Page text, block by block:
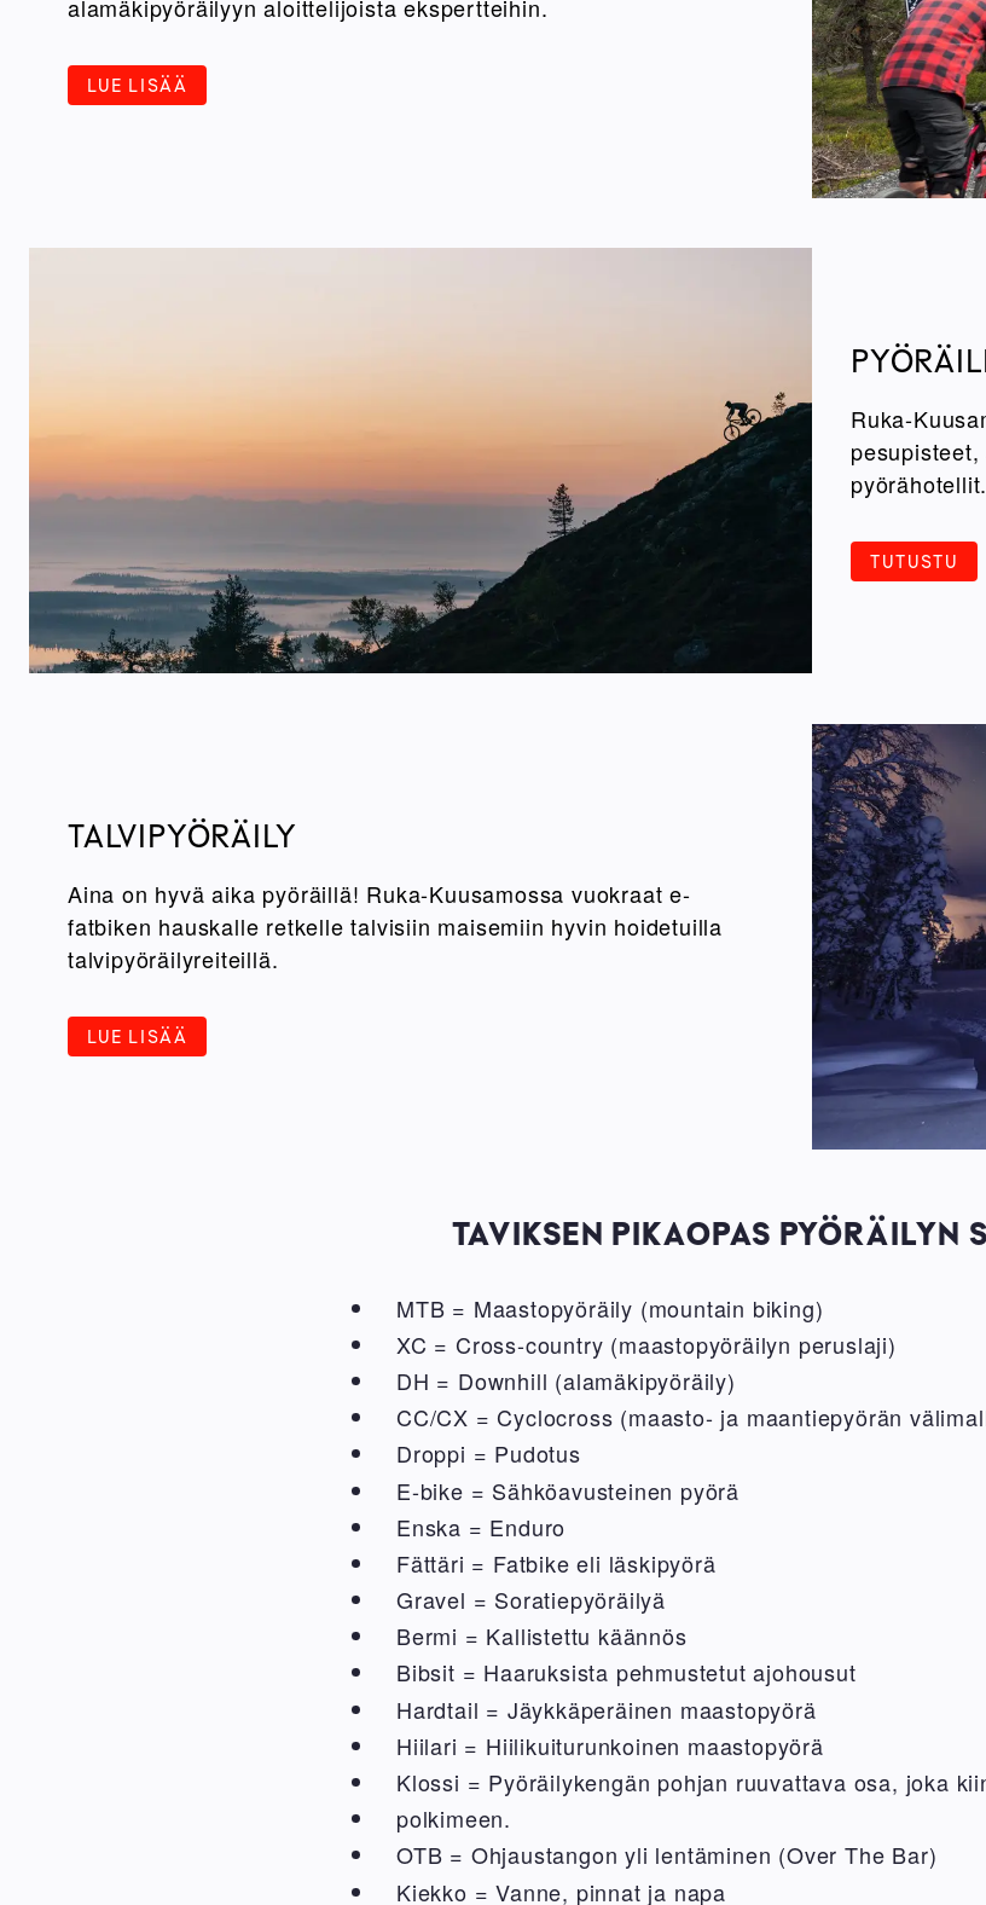
alamäkipyöräilyyn aloittelijoista ekspertteihin.
LUE LISÄÄ
Ruka-
pyörähotellit.
TUTUSTU
TALVIPYÖRÄILY
Aina on hyvä aika pyöräillä! Ruka-Kuusamossa vuokraat e-
fatbiken hauskalle retkelle talvisiin maisemiin hyvin hoidetuilla
talvipyöräilyreiteillä.
LUE LISÄÄ
TAVIKSEN PIKAOPAS PYÖRÄILYN
MTB = Maastopyöräily (mountain biking)
XC = Cross-country (maastopyöräilyn peruslaji)
DH = Downhill (alamäkipyöräily)
CC/CX = Cyclocross (maasto- ja maantiepyörän
Droppi = Pudotus
E-bike = Sähköavusteinen pyörä
Enska = Enduro
Fättäri = Fatbike eli läskipyörä
Gravel = Soratiepyöräilyä
Bermi = Kallistettu käännös
Bibsit = Haaruksista pehmustetut ajohousut
Hardtail = Jäykkäperäinen maastopyörä
Hiilari = Hiilikuiturunkoinen maastopyörä
Klossi = Pyöräilykengän pohjan ruuvattava osa, joka
polkimeen.
OTB = Ohjaustangon yli lentäminen (Over The Bar)
Kiekko = Vanne, pinnat ja napa